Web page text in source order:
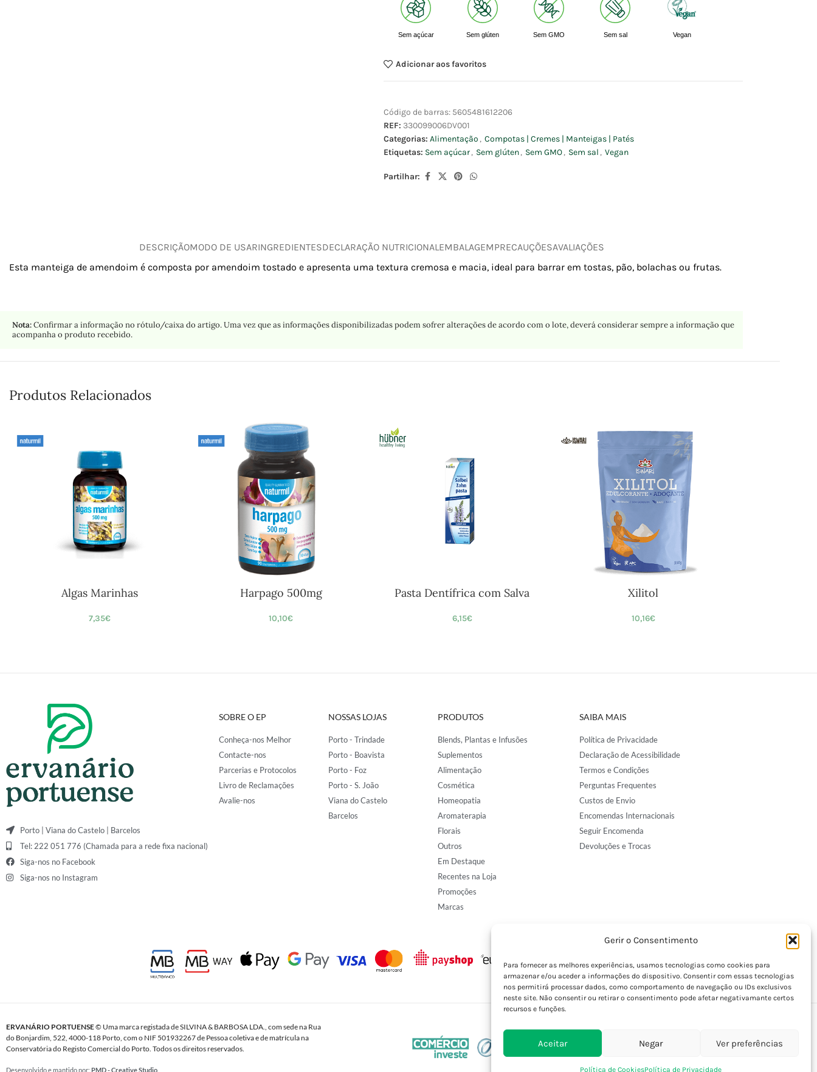
Gerir o Consentimento
Para fornecer as melhores experiências, usamos tecnologias como cookies para
armazenar e/ou aceder a informações do dispositivo. Consentir com essas tecnologias
nos permitirá processar dados, como comportamento de navegação ou IDs exclusivos
neste site. Não consentir ou retirar o consentimento pode afetar negativamante certos
recursos e funções.
Aceitar Negar Ver preferências
Política de CookiesPolítica de Privacidade
Sem açúcar Sem glúten Sem GMO Sem sal Vegan
Adicionar aos favoritos
Código de barras: 5605481612206
REF: 330099006DV001
Categorias: Alimentação , Compotas | Cremes | Manteigas | Patés
Etiquetas: Sem açúcar, Sem glúten, Sem GMO, Sem sal , Vegan
Partilhar:
DESCRIÇÃOMODO DE USARINGREDIENTESDECLARAÇÃO NUTRICIONAL EMBALAGEMPRECAUÇÕESAVALIAÇÕES
Esta manteiga de amendoim é composta por amendoim tostado e apresenta uma textura cremosa e macia, ideal para barrar em tostas, pão, bolachas ou frutas.
Nota:Confirmar a informação no rótulo/caixa do artigo. Uma vez que as informações disponibilizadas podem sofrer alterações de acordo com o lote, deverá considerar sempre a informação que
acompanha o produto recebido.
Produtos Relacionados
Algas Marinhas
7,35€
Harpago 500mg
10,10€
Pasta Dentífrica com Salva
6,15€
Xilitol
10,16€
Porto | Viana do Castelo | Barcelos
Tel: 222 051 776 (Chamada para a rede fixa nacional)
Siga-nos no Facebook
Siga-nos no Instagram
SOBRE O EP
Conheça-nos Melhor
Contacte-nos
Parcerias e Protocolos
Livro de Reclamações
Avalie-nos
NOSSAS LOJAS
Porto - Trindade
Porto - Boavista
Porto - Foz
Porto - S. João
Viana do Castelo
Barcelos
PRODUTOS
Blends, Plantas e Infusões
Suplementos
Alimentação
Cosmética
Homeopatia
Aromaterapia
Florais
Outros
Em Destaque
Recentes na Loja
Promoções
Marcas
SAIBA MAIS
Política de Privacidade
Declaração de Acessibilidade
Termos e Condições
Perguntas Frequentes
Custos de Envio
Encomendas Internacionais
Seguir Encomenda
Devoluções e Trocas
ERVANÁRIO PORTUENSE© Uma marca registada de SILVINA & BARBOSA LDA., com sede na Rua
do Bonjardim, 522, 4000-118 Porto, com o NIF 501932267 de Pessoa coletiva e de matrícula na
Conservatória do Registo Comercial do Porto. Todos os direitos reservados.
Desenvolvido e mantido por: PMD - Creative Studio